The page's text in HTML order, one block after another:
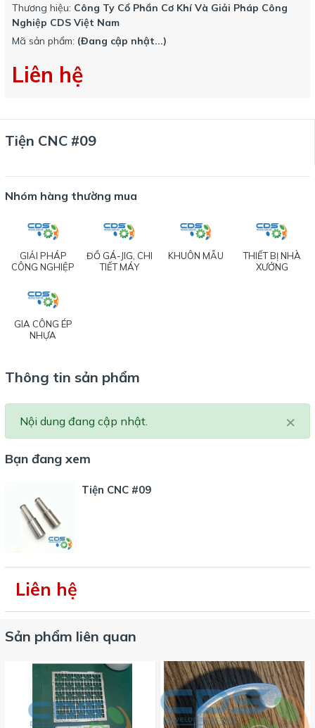
Thương hiệu: Công Ty Cổ Phần Cơ Khí Và Giải Pháp Công
Nghiệp CDS Việt Nam
Mã sản phẩm: (Đang cập nhật...)
Liên hệ
Tiện CNC #09
Nhóm hàng thường mua
GIẢI PHÁP
CÔNG NGHIỆP
ĐỒ GÁ-JIG, CHI
TIẾT MÁY
KHUÔN MẪU
THIẾT BỊ NHÀ
XƯỞNG
GIA CÔNG ÉP
NHỰA
Thông tin sản phẩm
×
Nội dung đang cập nhật.
Bạn đang xem
Tiện CNC #09
Liên hệ
Sản phẩm liên quan